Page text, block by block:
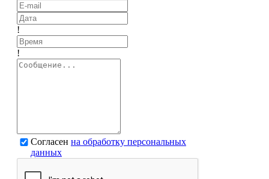
!
!
Согласен на обработку персональных
данных